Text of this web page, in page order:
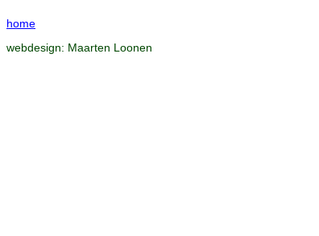
home
webdesign: Maarten Loonen